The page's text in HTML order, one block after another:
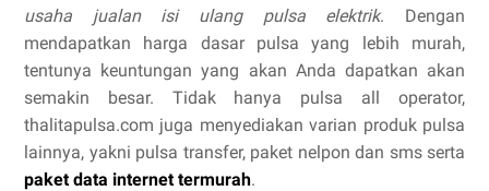
usaha jualan isi ulang pulsa elektrik. Dengan
mendapatkan harga dasar pulsa yang lebih murah,
tentunya keuntungan yang akan Anda dapatkan akan
semakin besar. Tidak hanya pulsa all operator,
thalitapulsa.com juga menyediakan varian produk pulsa
lainnya, yakni pulsa transfer, paket nelpon dan sms serta
paket data internet termurah.